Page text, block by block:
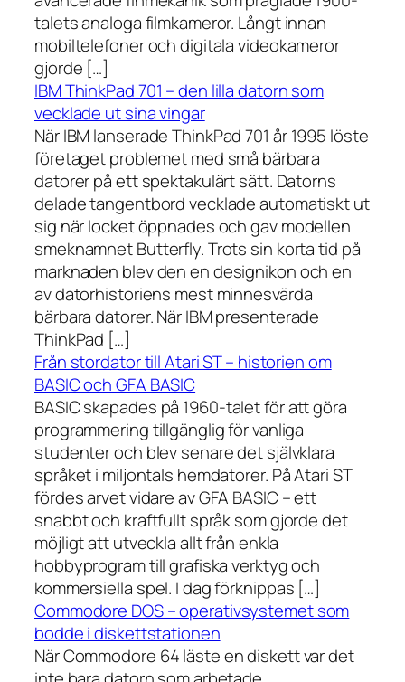
talets analoga filmkameror. Långt innan
mobiltelefoner och digitala videokameror
gjorde […]
IBM ThinkPad 701 – den lilla datorn som
vecklade ut sina vingar
När IBM lanserade ThinkPad 701 år 1995 löste
företaget problemet med små bärbara
datorer på ett spektakulärt sätt. Datorns
delade tangentbord vecklade automatiskt ut
sig när locket öppnades och gav modellen
smeknamnet Butterfly. Trots sin korta tid på
marknaden blev den en designikon och en
av datorhistoriens mest minnesvärda
bärbara datorer. När IBM presenterade
ThinkPad […]
Från stordator till Atari ST – historien om
BASIC och GFA BASIC
BASIC skapades på 1960-talet för att göra
programmering tillgänglig för vanliga
studenter och blev senare det självklara
språket i miljontals hemdatorer. På Atari ST
fördes arvet vidare av GFA BASIC – ett
snabbt och kraftfullt språk som gjorde det
möjligt att utveckla allt från enkla
hobbyprogram till grafiska verktyg och
kommersiella spel. I dag förknippas […]
Commodore DOS – operativsystemet som
bodde i diskettstationen
När Commodore 64 läste en diskett var det